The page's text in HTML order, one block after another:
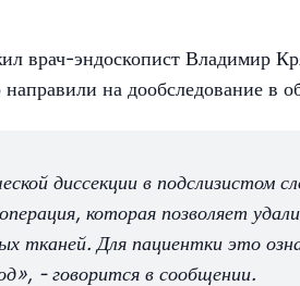
врач-эндоскопист Владимир
на дообследование в
диссекции в подслизистом
которая позволяет
тканей. Для пациентки это
- говорится в сообщении.